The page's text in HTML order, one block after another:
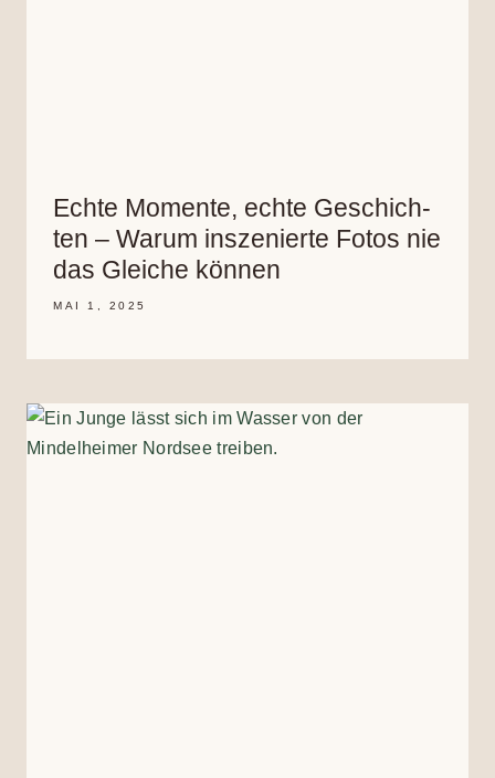
Echte Momente, echte Geschich­
ten – Warum insze­nierte Fotos nie
das Glei­che kön­nen
MAI 1, 2025